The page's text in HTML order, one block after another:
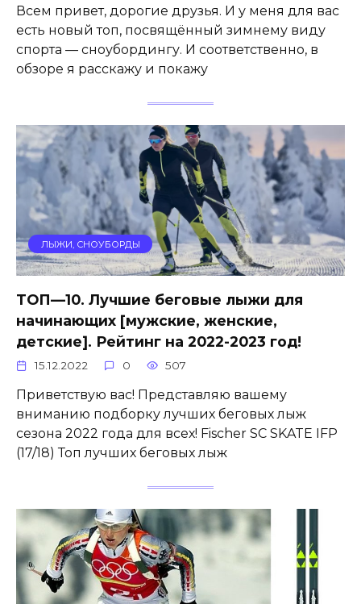
Всем привет, дорогие друзья. И у меня для вас
есть новый топ, посвящённый зимнему виду
спорта — сноубордингу. И соответственно, в
обзоре я расскажу и покажу
ЛЫЖИ, СНОУБОРДЫ
ТОП—10. Лучшие беговые лыжи для
начинающих [мужские, женские,
детские]. Рейтинг на 2022-2023 год!
15.12.2022 0 507
Приветствую вас! Представляю вашему
вниманию подборку лучших беговых лыж
сезона 2022 года для всех! Fischer SC SKATE IFP
(17/18) Топ лучших беговых лыж